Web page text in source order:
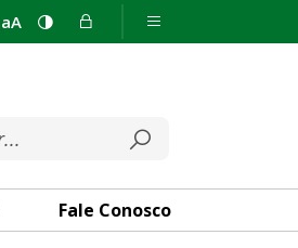
aA
Fale Conosco